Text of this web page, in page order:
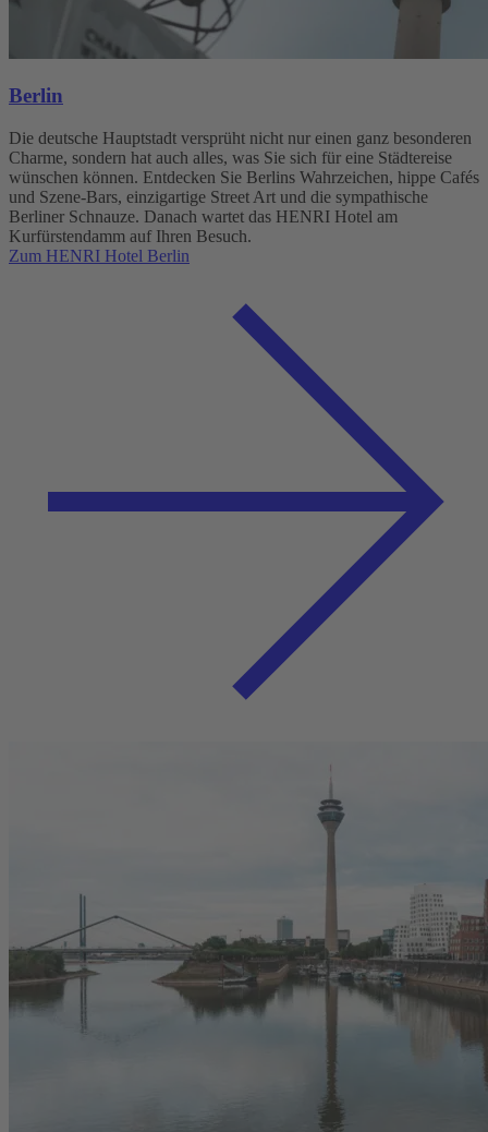
Berlin
Die deutsche Hauptstadt versprüht nicht nur einen ganz besonderen
Charme, sondern hat auch alles, was Sie sich für eine Städtereise
wünschen können. Entdecken Sie Berlins Wahrzeichen, hippe Cafés
und Szene-Bars, einzigartige Street Art und die sympathische
Berliner Schnauze. Danach wartet das HENRI Hotel am
Kurfürstendamm auf Ihren Besuch.
Zum HENRI Hotel Berlin